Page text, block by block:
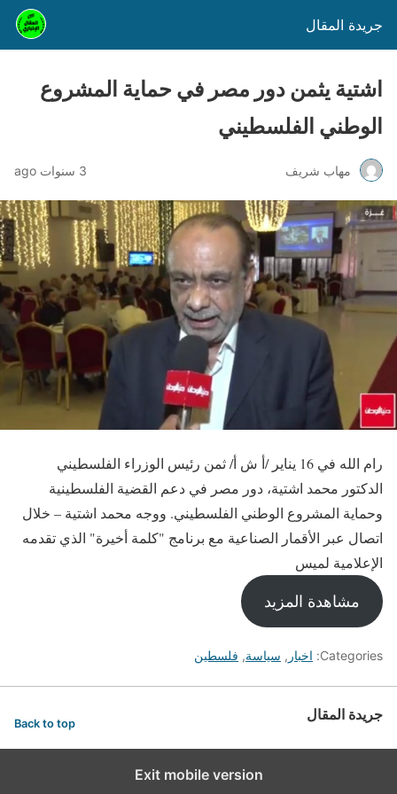
جريدة المقال
اشتية يثمن دور مصر في حماية المشروع
الوطني الفلسطيني
مهاب شريف 3 سنوات ago
رام الله في 16 يناير /أ ش أ/ ثمن رئيس الوزراء الفلسطيني
الدكتور محمد اشتية، دور مصر في دعم القضية الفلسطينية
وحماية المشروع الوطني الفلسطيني. ووجه محمد اشتية – خلال
اتصال عبر الأقمار الصناعية مع برنامج "كلمة أخيرة" الذي تقدمه
الإعلامية لميس
مشاهدة المزيد
Categories: اخبار , سياسة, فلسطين
جريدة المقال Back to top
Exit mobile version